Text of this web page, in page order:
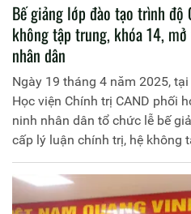
Bế giảng lớp đào tạo trình
không tập trung, khóa 14,
nhân dân
Ngày 19 tháng 4 năm 2025,
Học viện Chính trị CAND phối
ninh nhân dân tổ chức lễ bế
cấp lý luận chính trị, hệ không
Trường Đại học An ninh nhân
NGƯT, Trung tướng Phan
đốc Học viện chủ trì buổi lễ.